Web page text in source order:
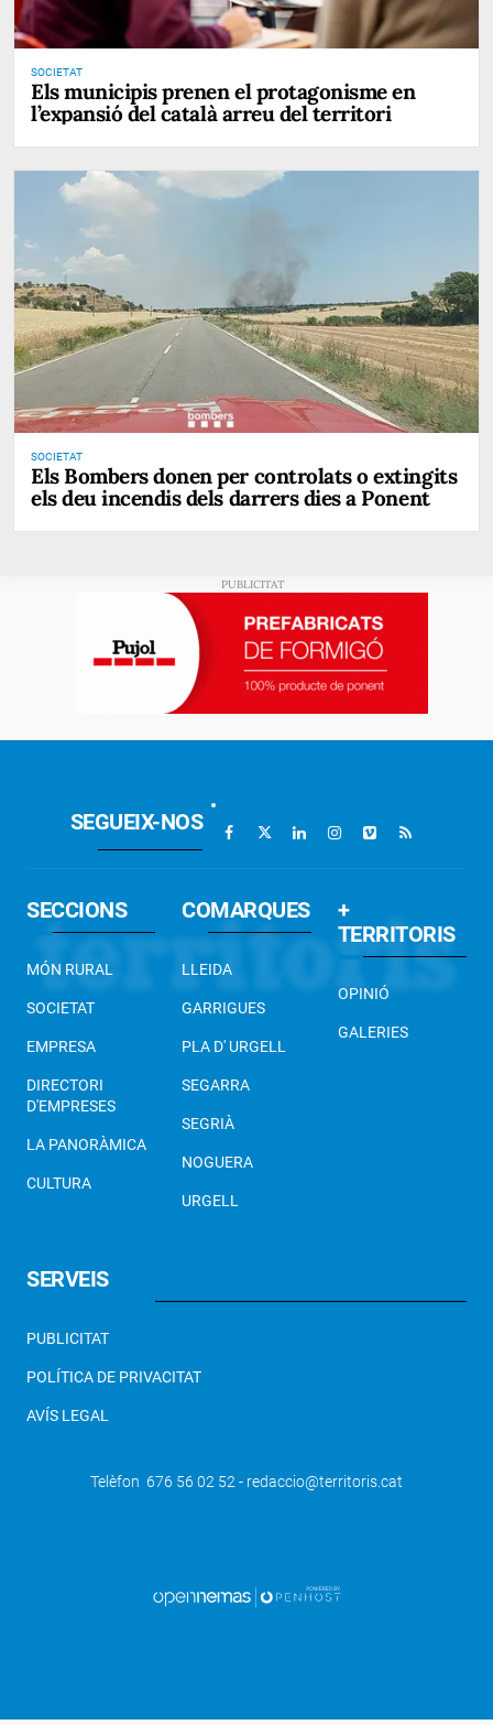
SOCIETAT
Els municipis prenen el protagonisme en
l’expansió del català arreu del territori
SOCIETAT
Els Bombers donen per controlats o extingits
els deu incendis dels darrers dies a Ponent
SEGUEIX-NOS
SECCIONS
MÓN RURAL
SOCIETAT
EMPRESA
DIRECTORI
D'EMPRESES
LA PANORÀMICA
CULTURA
COMARQUES
LLEIDA
GARRIGUES
PLA D' URGELL
SEGARRA
SEGRIÀ
NOGUERA
URGELL
+
TERRITORIS
OPINIÓ
GALERIES
SERVEIS
PUBLICITAT
POLÍTICA DE PRIVACITAT
AVÍS LEGAL
Telèfon 676 56 02 52 - redaccio@territoris.cat